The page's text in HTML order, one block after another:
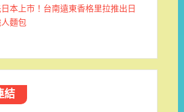
本上市！台南遠東香格里拉推出日
麵包
結